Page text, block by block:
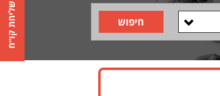
חיפוש שליחת קו״ח